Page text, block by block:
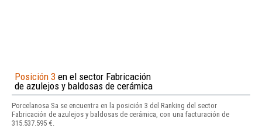
Posición 3 en el sector Fabricación
de azulejos y baldosas de cerámica
Porcelanosa Sa se encuentra en la posición 3 del Ranking del sector
Fabricación de azulejos y baldosas de cerámica, con una facturación de
315.537.595 €.